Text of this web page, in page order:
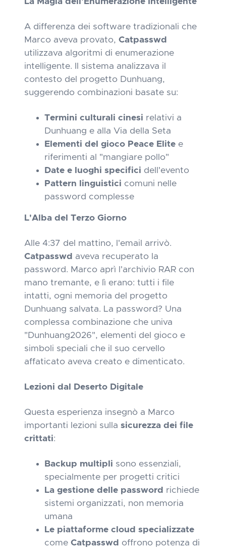
A differenza dei software tradizionali che
Marco aveva provato, Catpasswd
utilizzava algoritmi di enumerazione
intelligente. Il sistema analizzava il
contesto del progetto Dunhuang,
suggerendo combinazioni basate su:
Termini culturali cinesi relativi a
Dunhuang e alla Via della Seta
Elementi del gioco Peace Elite e
riferimenti al "mangiare pollo"
Date e luoghi specifici dell'evento
Pattern linguistici comuni nelle
password complesse
L'Alba del Terzo Giorno
Alle 4:37 del mattino, l'email arrivò.
Catpasswd aveva recuperato la
password. Marco aprì l'archivio RAR con
mano tremante, e lì erano: tutti i file
intatti, ogni memoria del progetto
Dunhuang salvata. La password? Una
complessa combinazione che univa
"Dunhuang2026", elementi del gioco e
simboli speciali che il suo cervello
affaticato aveva creato e dimenticato.
Lezioni dal Deserto Digitale
Questa esperienza insegnò a Marco
importanti lezioni sulla sicurezza dei file
crittati:
Backup multipli sono essenziali,
specialmente per progetti critici
La gestione delle password richiede
sistemi organizzati, non memoria
umana
Le piattaforme cloud specializzate
come Catpasswd offrono potenza di